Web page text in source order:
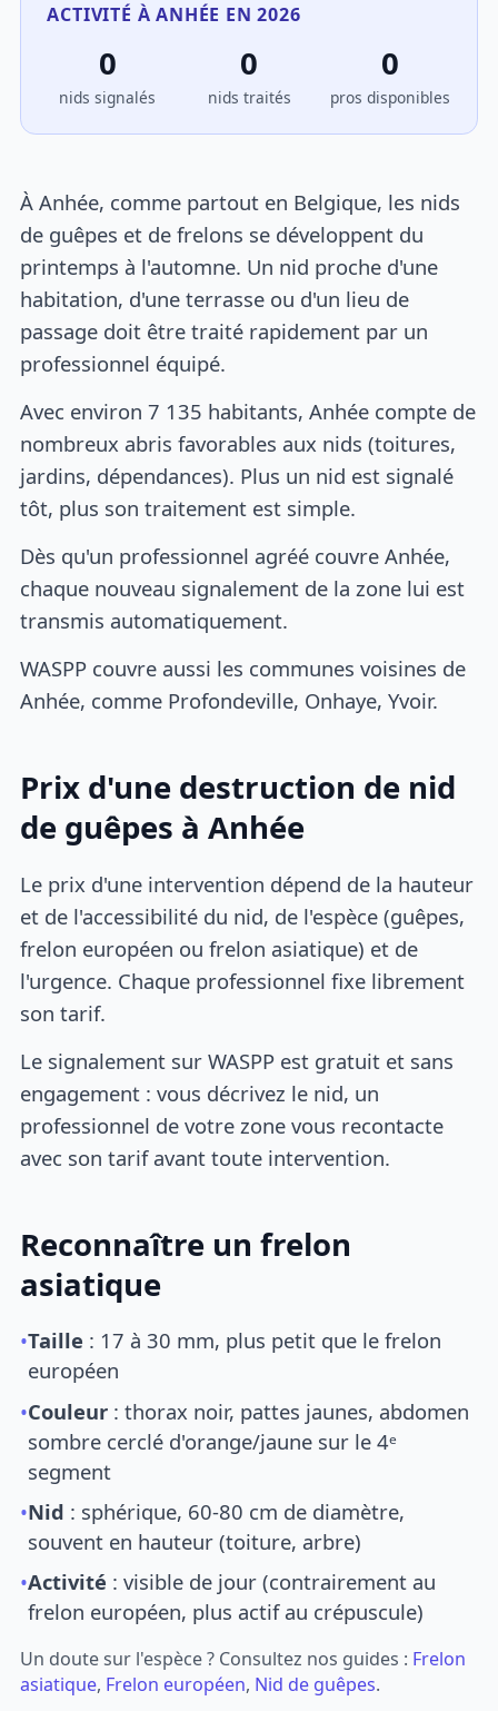
ACTIVITÉ À ANHÉE EN 2026
0
nids signalés
0
nids traités
0
pros disponibles
À Anhée, comme partout en Belgique, les nids
de guêpes et de frelons se développent du
printemps à l'automne. Un nid proche d'une
habitation, d'une terrasse ou d'un lieu de
passage doit être traité rapidement par un
professionnel équipé.
Avec environ 7 135 habitants, Anhée compte de
nombreux abris favorables aux nids (toitures,
jardins, dépendances). Plus un nid est signalé
tôt, plus son traitement est simple.
Dès qu'un professionnel agréé couvre Anhée,
chaque nouveau signalement de la zone lui est
transmis automatiquement.
WASPP couvre aussi les communes voisines de
Anhée, comme Profondeville, Onhaye, Yvoir.
Prix d'une destruction de nid
de guêpes à Anhée
Le prix d'une intervention dépend de la hauteur
et de l'accessibilité du nid, de l'espèce (guêpes,
frelon européen ou frelon asiatique) et de
l'urgence. Chaque professionnel fixe librement
son tarif.
Le signalement sur WASPP est gratuit et sans
engagement : vous décrivez le nid, un
professionnel de votre zone vous recontacte
avec son tarif avant toute intervention.
Reconnaître un frelon
asiatique
•Taille : 17 à 30 mm, plus petit que le frelon
européen
•Couleur : thorax noir, pattes jaunes, abdomen
sombre cerclé d'orange/jaune sur le 4ᵉ
segment
•Nid : sphérique, 60-80 cm de diamètre,
souvent en hauteur (toiture, arbre)
•Activité : visible de jour (contrairement au
frelon européen, plus actif au crépuscule)
Un doute sur l'espèce ? Consultez nos guides : Frelon
asiatique, Frelon européen, Nid de guêpes.